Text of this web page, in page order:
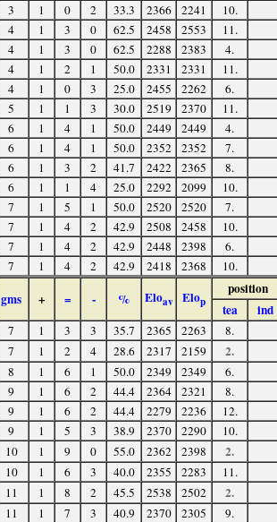
3 1 0 2 33.3 2366 2241
10.
4 1 3 0 62.5 2458 2553
11.
4 1 3 0 62.5 2288 2383
4.
4 1 2 1 50.0 2331 2331
11.
4 1 0 3 25.0 2455 2262
6.
5 1 1 3 30.0 2519 2370
11.
6 1 4 1 50.0 2449 2449
4.
6 1 4 1 50.0 2352 2352
7.
6 1 3 2 41.7 2422 2365
8.
6 1 1 4 25.0 2292 2099
10.
7 1 5 1 50.0 2520 2520
7.
7 1 4 2 42.9 2508 2458
10.
7 1 4 2 42.9 2448 2398
6.
7 1 4 2 42.9 2418 2368 10.
gms + = - % Eloav Elop
position
tea
ind
7 1 3 3 35.7 2365 2263
8.
7 1 2 4 28.6 2317 2159 2.
8 1 6 1 50.0 2349 2349
6.
9 1 6 2 44.4 2364 2321
8.
9 1 6 2 44.4 2279 2236
12.
9 1 5 3 38.9 2370 2290
10.
10 1 9 0 55.0 2362 2398 2.
10 1 6 3 40.0 2355 2283
11.
11 1 8 2 45.5 2538 2502 2.
11 1 7 3 40.9 2370 2305
9.